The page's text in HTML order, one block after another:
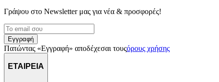
Γράψου στο Νewsletter μας για νέα & προσφορές!
Εγγραφή
Πατώντας «Εγγραφή» αποδέχεσαι τουςόρους χρήσης
ΕΤΑΙΡΕΙΑ